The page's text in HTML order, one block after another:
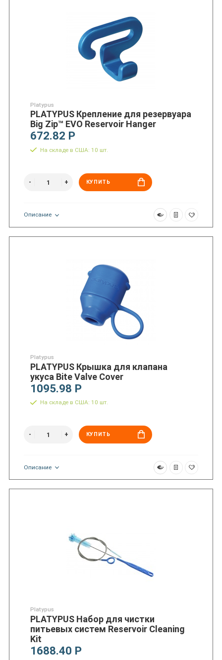
Platypus
PLATYPUS Крепление для резервуара
Big Zip™ EVO Reservoir Hanger
672.82 Р
На складе в США: 10 шт.
КУПИТЬ
Описание
Platypus
PLATYPUS Крышка для клапана
укуса Bite Valve Cover
1095.98 Р
На складе в США: 10 шт.
КУПИТЬ
Описание
Platypus
PLATYPUS Набор для чистки
питьевых систем Reservoir Cleaning
Kit
1688.40 Р